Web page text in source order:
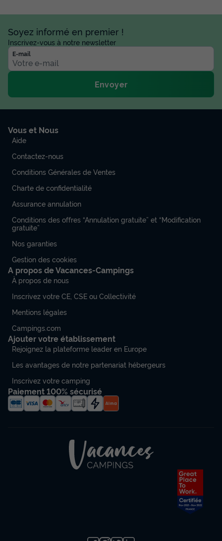
Soyez informé en premier !
Inscrivez-vous à notre newsletter
E-mail
Envoyer
Vous et Nous
Aide
Contactez-nous
Conditions Générales de Ventes
Charte de confidentialité
Assurance annulation
Conditions des offres “Annulation gratuite” et “Modification
gratuite”
Nos garanties
Gestion des cookies
A propos de Vacances-Campings
À propos de nous
Inscrivez votre CE, CSE ou Collectivité
Mentions légales
Campings.com
Ajouter votre établissement
Rejoignez la plateforme leader en Europe
Les avantages de notre partenariat hébergeurs
Inscrivez votre camping
Paiement 100% sécurisé